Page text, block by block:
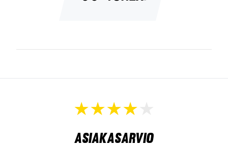
Asiakasarvio